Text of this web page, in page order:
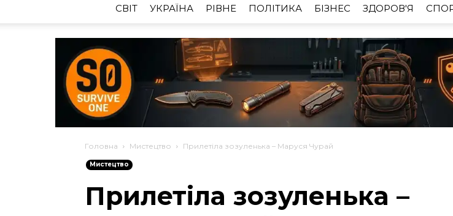
Рівне
CВІТ УКРАЇНА РІВНЕ ПОЛІТИКА БІЗНЕС ЗДОРОВ'Я
Головна Мистецтво Прилетіла зозуленька – Маруся Чурай
Мистецтво
Прилетіла зозуленька –